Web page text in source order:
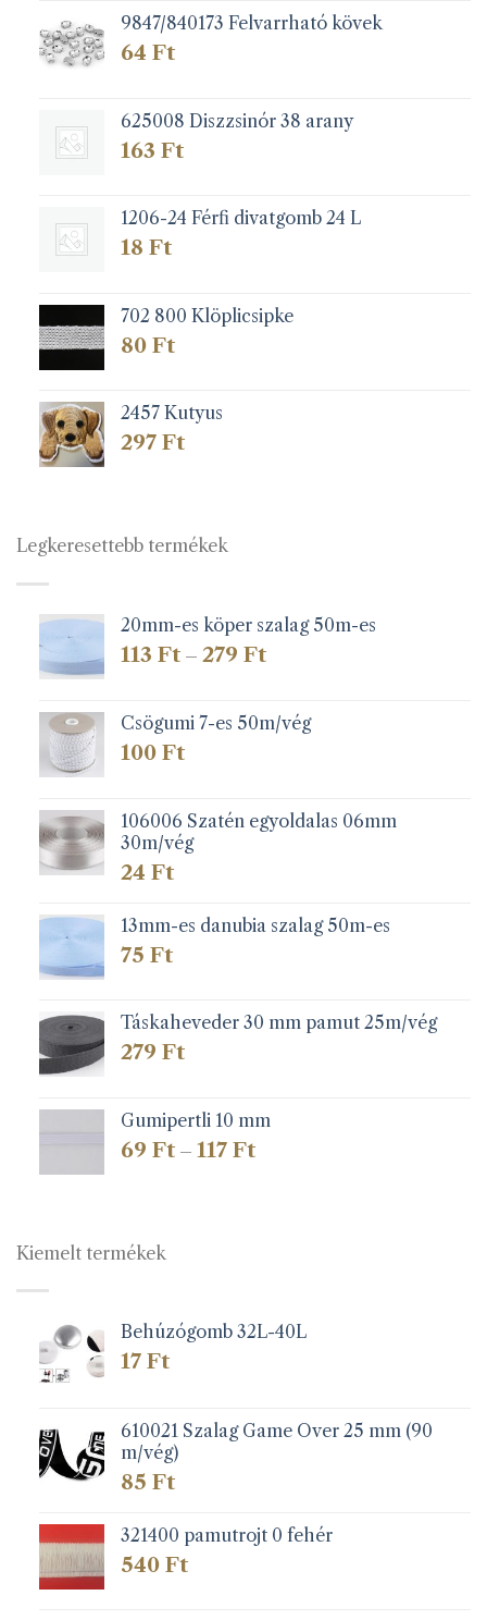
9847/840173 Felvarrható kövek
64 Ft
625008 Diszzsinór 38 arany
163 Ft
1206-24 Férfi divatgomb 24 L
18 Ft
702 800 Klöplicsipke
80 Ft
2457 Kutyus
297 Ft
Legkeresettebb termékek
20mm-es köper szalag 50m-es
113 Ft – 279 FtÁrtartomány:
279 Ft
Csögumi 7-es 50m/vég
100 Ft
106006 Szatén egyoldalas 06mm
30m/vég
24 Ft
13mm-es danubia szalag 50m-es
75 Ft
Táskaheveder 30 mm pamut 25m/vég
279 Ft
Gumipertli 10 mm
69 Ft – 117 FtÁrtartomány:
Kiemelt termékek
Behúzógomb 32L-40L
17 Ft
610021 Szalag Game Over 25 mm (90
m/vég)
85 Ft
321400 pamutrojt 0 fehér
540 Ft